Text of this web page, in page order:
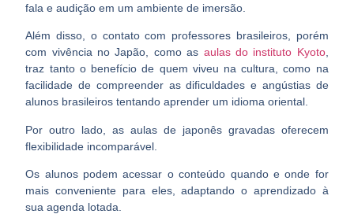
fala e audição em um ambiente de imersão.
Além disso, o contato com professores brasileiros, porém
com vivência no Japão, como as aulas do instituto Kyoto,
traz tanto o benefício de quem viveu na cultura, como na
facilidade de compreender as dificuldades e angústias de
alunos brasileiros tentando aprender um idioma oriental.
Por outro lado,as aulas de japonês gravadas oferecem
flexibilidade incomparável.
Os alunos podemacessar o conteúdo quando e onde for
mais conveniente para eles, adaptando o aprendizado à
sua agenda lotada.